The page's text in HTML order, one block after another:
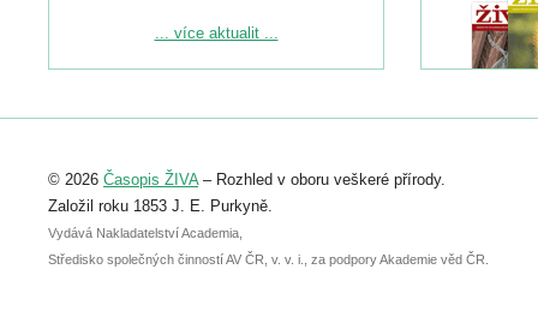
Podrobnější informace ke konferenci
Registrovat se můžete do 6. září.
abstraktu přihlášené přednášky nebo
posteru je už 30. června.
... více aktualit ...
© 2026 Časopis ŽIVA– Rozhled v oboru veškeré přírody.
Založil roku 1853 J. E. Purkyně.
Vydává Nakladatelství Academia,
Středisko společných činností AV ČR, v. v. i., za podpory Akademie věd ČR.